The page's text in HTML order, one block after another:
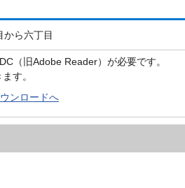
ら六丁目
（旧Adobe Reader）が必要です。
す。
ンロードへ